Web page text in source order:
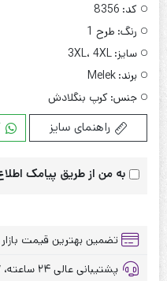
کد: 8356
رنگ: طرح 1
سایز: 3XL، 4XL
برند: Melek
جنس: کرپ بنگلادش
راهنمای سایز
به من از طریق پیامک
تضمین بهترین قیمت بازار
پشتیبانی عالی ۲۴ ساعته، ۷ روز هفته